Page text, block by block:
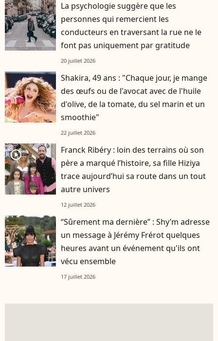
La psychologie suggère que les
personnes qui remercient les
conducteurs en traversant la rue ne le
font pas uniquement par gratitude
20 juillet 2026
Shakira, 49 ans : "Chaque jour, je mange
des œufs ou de l'avocat avec de l'huile
d'olive, de la tomate, du sel marin et un
smoothie"
22 juillet 2026
player2
Franck Ribéry : loin des terrains où son
père a marqué l’histoire, sa fille Hiziya
trace aujourd’hui sa route dans un tout
autre univers
12 juillet 2026
“Sûrement ma dernière” : Shy’m adresse
un message à Jérémy Frérot quelques
heures avant un événement qu'ils ont
vécu ensemble
17 juillet 2026